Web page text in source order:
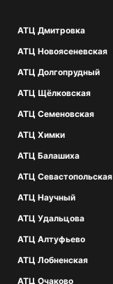
АТЦ Дмитровка
АТЦ Новоясеневская
АТЦ Долгопрудный
АТЦ Щёлковская
АТЦ Семеновская
АТЦ Химки
АТЦ Балашиха
АТЦ Севастопольская
АТЦ Научный
АТЦ Удальцова
АТЦ Алтуфьево
АТЦ Лобненская
АТЦ Очаково